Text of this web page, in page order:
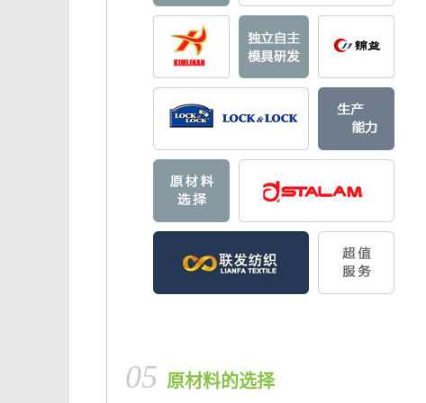
05 原材料的选择